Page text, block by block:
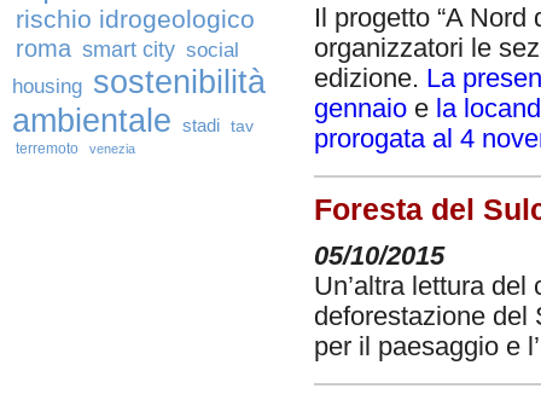
rischio idrogeologico
roma smart city social
housing sostenibilità
ambientale stadi tav
terremoto venezia
Il progetto “A
organizzatori le
edizione. La
gennaio e la
prorogata al 4
Foresta del
05/10/2015
Un’altra lettura
deforestazione del
per il paesaggio e